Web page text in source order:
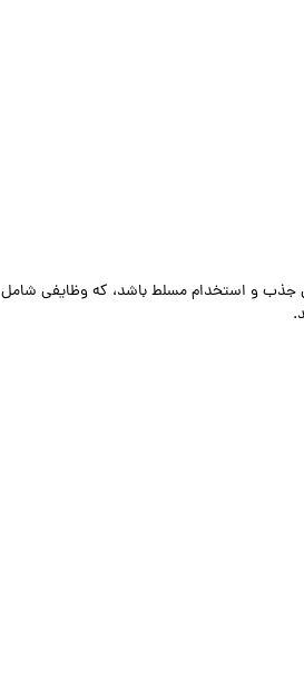
جذب و استخدام مسلط باشد، که وظایفی شامل